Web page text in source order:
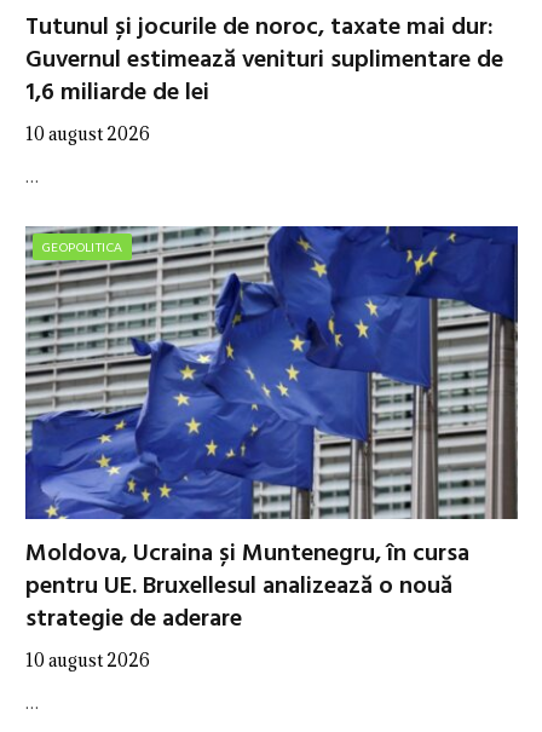
Tutunul și jocurile de noroc, taxate mai dur:
Guvernul estimează venituri suplimentare de
1,6 miliarde de lei
10 august 2026
…
GEOPOLITICA
Moldova, Ucraina și Muntenegru, în cursa
pentru UE. Bruxellesul analizează o nouă
strategie de aderare
10 august 2026
…